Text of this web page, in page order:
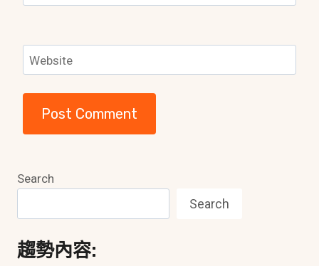
Website
Search
Search
趨勢內容: